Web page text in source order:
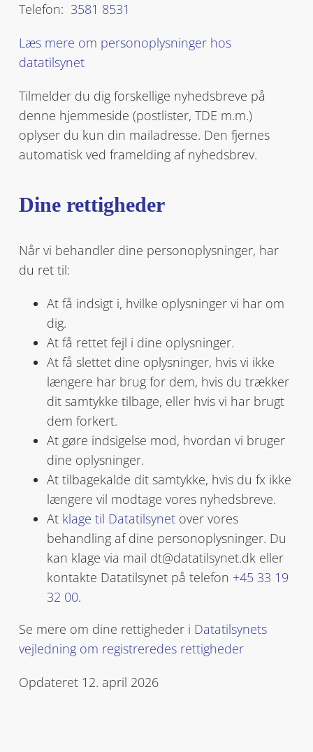
Telefon: 3581 8531
Læs mere om personoplysninger hos
datatilsynet
Tilmelder du dig forskellige nyhedsbreve på
denne hjemmeside (postlister, TDE m.m.)
oplyser du kun din mailadresse. Den fjernes
automatisk ved framelding af nyhedsbrev.
Dine rettigheder
Når vi behandler dine personoplysninger, har
du ret til:
At få indsigt i, hvilke oplysninger vi har om
dig.
At få rettet fejl i dine oplysninger.
At få slettet dine oplysninger, hvis vi ikke
længere har brug for dem, hvis du trækker
dit samtykke tilbage, eller hvis vi har brugt
dem forkert.
At gøre indsigelse mod, hvordan vi bruger
dine oplysninger.
At tilbagekalde dit samtykke, hvis du fx ikke
længere vil modtage vores nyhedsbreve.
At klage til Datatilsynet over vores
behandling af dine personoplysninger. Du
kan klage via mail dt@datatilsynet.dk eller
kontakte Datatilsynet på telefon +45 33 19
32 00.
Se mere om dine rettigheder i Datatilsynets
vejledning om registreredes rettigheder
Opdateret 12. april 2026